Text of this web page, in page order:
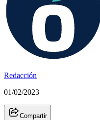
Redacción
01/02/2023
Compartir